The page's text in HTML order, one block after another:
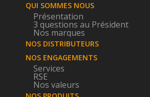
QUI SOMMES NOUS
Présentation
3 questions au Président
Nos marques
NOS DISTRIBUTEURS
NOS ENGAGEMENTS
Services
RSE
Nos valeurs